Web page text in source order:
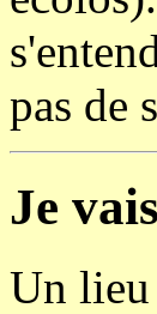
pas de
Je
Un lieu